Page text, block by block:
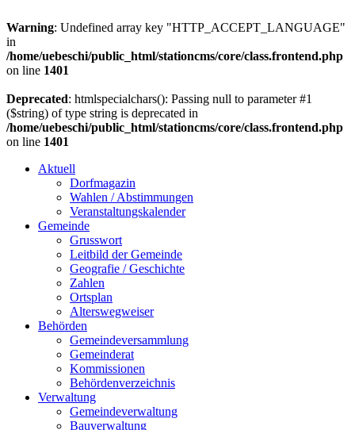
Warning: Undefined array key "HTTP_ACCEPT_LANGUAGE"
in
/home/uebeschi/public_html/stationcms/core/class.frontend.php
on line 1401
Deprecated: htmlspecialchars(): Passing null to parameter #1
($string) of type string is deprecated in
/home/uebeschi/public_html/stationcms/core/class.frontend.php
on line 1401
Aktuell
Dorfmagazin
Wahlen / Abstimmungen
Veranstaltungskalender
Gemeinde
Grusswort
Leitbild der Gemeinde
Geografie / Geschichte
Zahlen
Ortsplan
Alterswegweiser
Behörden
Gemeindeversammlung
Gemeinderat
Kommissionen
Behördenverzeichnis
Verwaltung
Gemeindeverwaltung
Bauverwaltung